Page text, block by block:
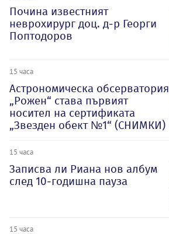
Почина известният
неврохирург доц. д-р Георги
Поптодоров
15 часа
Астрономическа обсерватория
„Рожен“ става първият
носител на сертификата
„Звезден обект №1“ (СНИМКИ)
15 часа
Записва ли Риана нов албум
след 10-годишна пауза
15 часа